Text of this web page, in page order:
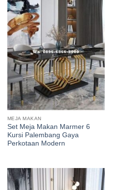
MEJA MAKAN
Set Meja Makan Marmer 6
Kursi Palembang Gaya
Perkotaan Modern